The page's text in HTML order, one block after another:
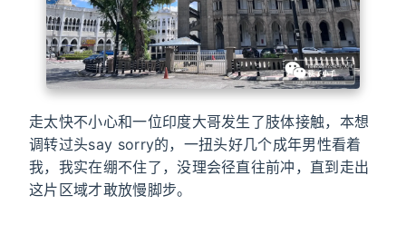
走太快不小心和一位印度大哥发生了肢体接触，本想
调转过头say sorry的，一扭头好几个成年男性看着
我，我实在绷不住了，没理会径直往前冲，直到走出
这片区域才敢放慢脚步。